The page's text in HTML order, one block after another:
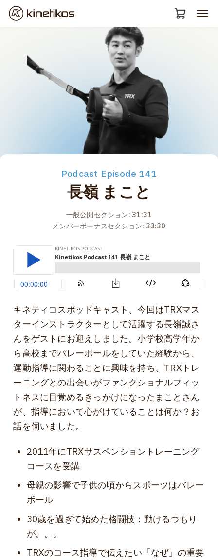
Podcast Episode 141
長嶺 まこと
一般公開セクション: 31:31
メンバーボーナスセクション: 33:30
キネティコスポッドキャスト、今回はTRXマス
ターインストラクターとして活躍する長嶺誠さ
んをゲストにお迎えしました。小学校高学年か
ら高校までバレーボールをしていた経験から、
運動指導に関わることに興味を持ち、TRXトレ
ーニングとの出会いがファンクショナルフィッ
トネスに目覚めるきっかけになったまことさん
が、指導において心がけていることは何か？お
話を伺いました。
2011年にTRXサスペンショントレーニング
コースを受講
母親の影響で子供の頃からスポーツはバレー
ボール
30歳を過ぎて始めた格闘技：動けるつもり
が。。。
TRXのコース指導で伝えたい「なぜ」の重要